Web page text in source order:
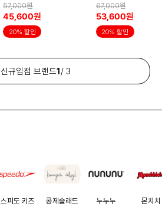
57,000원
45,600원
20% 할인
67,000원
53,600원
20% 할인
신규입점 브랜드1/ 3
스피도 키즈 콩제슬래드 누누누 몬치치